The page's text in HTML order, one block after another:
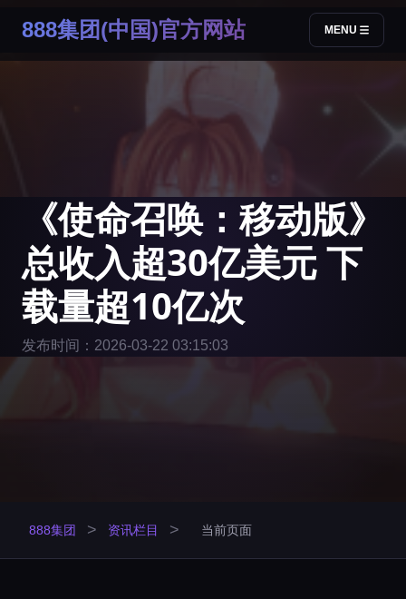
888集团(中国)官方网站 MENU
《使命召唤：移动版》
总收入超30亿美元 下
载量超10亿次
发布时间：2026-03-22 03:15:03
888集团 > 资讯栏目 > 当前页面